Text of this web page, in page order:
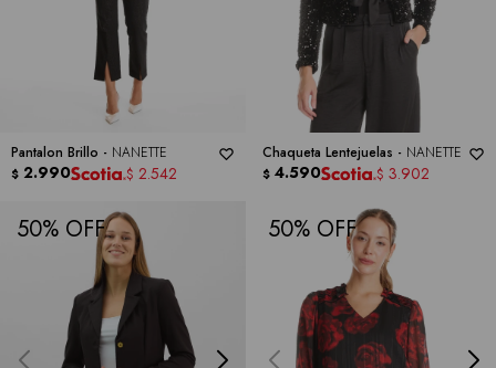
Pantalon Brillo - NANETTE
$ 2.990 $ 2.542
Chaqueta Lentejuelas - NANETTE
$ 4.590 $ 3.902
50 50